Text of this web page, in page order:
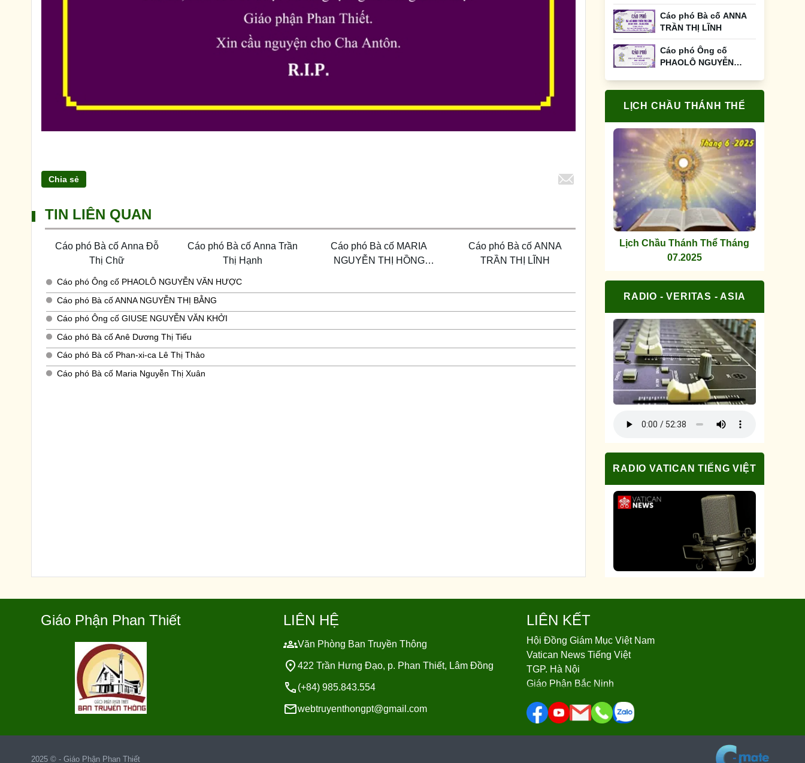
Chia sẻ
TIN LIÊN QUAN
Cáo phó Bà cố Anna Đỗ
Thị Chữ
Cáo phó Bà cố Anna Trần
Thị Hạnh
Cáo phó Bà cố MARIA
NGUYỄN THỊ HỒNG
Cáo phó Bà cố ANNA
TRẦN THỊ LĨNH
Cáo phó Ông cố PHAOLÔ NGUYỄN VĂN HƯỢC
Cáo phó Bà cố ANNA NGUYỄN THỊ BẰNG
Cáo phó Ông cố GIUSE NGUYỄN VĂN KHỞI
Cáo phó Bà cố Anê Dương Thị Tiếu
Cáo phó Bà cố Phan-xi-ca Lê Thị Thảo
Cáo phó Bà cố Maria Nguyễn Thị Xuân
Cáo phó Bà cố ANNA
TRẦN THỊ LĨNH
Cáo phó Ông cố
PHAOLÔ NGUYỄN
LỊCH CHẦU THÁNH THỂ
Lịch Chầu Thánh Thể Tháng
07.2025
RADIO - VERITAS - ASIA
RADIO VATICAN TIẾNG VIỆT
Giáo Phận Phan Thiết LIÊN HỆ
Văn Phòng Ban Truyền Thông
422 Trần Hưng Đạo, p. Phan Thiết, Lâm Đồng
(+84) 985.843.554
webtruyenthongpt@gmail.com
LIÊN KẾT
Hội Đồng Giám Mục Việt Nam
Vatican News Tiếng Việt
TGP. Hà Nội
Giáo Phận Bắc Ninh
Giáo Phận Hà Tĩnh
Giáo Phận Hải Phòng
2025 © - Giáo Phận Phan Thiết